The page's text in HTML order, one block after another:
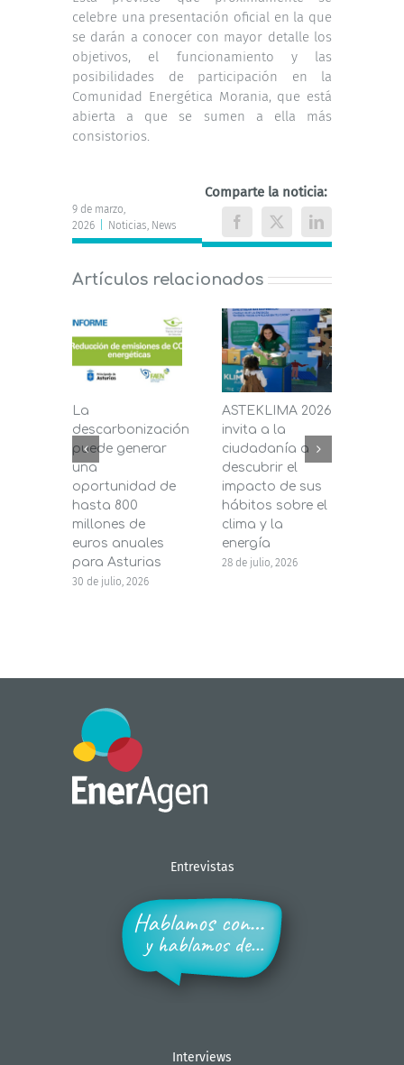
celebre una presentación oficial en la que
se darán a conocer con mayor detalle los
objetivos, el funcionamiento y las
posibilidades de participación en la
Comunidad Energética Morania, que está
abierta a que se sumen a ella más
consistorios.
9 de marzo,
2026
Noticias, News
Comparte la noticia:
Facebook
X LinkedIn
Artículos relacionados
La
descarbonización
puede generar
una
oportunidad de
hasta 800
millones de
euros anuales
para Asturias
30 de julio, 2026
ASTEKLIMA 2026
invita a la
ciudadanía a
descubrir el
impacto de sus
hábitos sobre el
clima y la
energía
28 de julio, 2026
Entrevistas
Interviews